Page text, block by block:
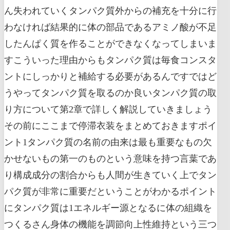
ん失われていくタンパク質外からの補充を十分に行
わなければ結果的に体の部品であるアミノ酸が不足
したんぱく質を作ることができなくなってしまいま
すこういった理由からもタンパク質は毎食コンスタ
ントにしっかりと補給する必要があるんですではど
うやってタンパク質を取るのか良いタンパク質の取
り方について第2章で詳しく解説していきましょう
その前にここまで停滞衣装をまとめておきますポイ
ント1タンパク質の名前の由来は最も重要なもの欠
かせないもの第一のものという意味を持つ言葉であ
り構成成分の割合からも人間が生きていく上でタン
パク質が非常に重要だということがわかるポイント
にタンパク質は1エネルギー源となるに体の組織を
つくるさん身体の機能を調節向上性維持という三つ